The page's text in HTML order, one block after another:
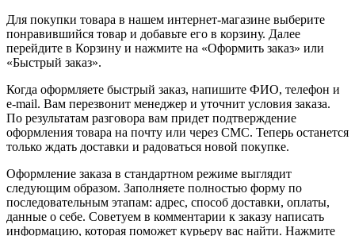
Для покупки товара в нашем интернет-магазине выберите
понравившийся товар и добавьте его в корзину. Далее
перейдите в Корзину и нажмите на «Оформить заказ» или
«Быстрый заказ».
Когда оформляете быстрый заказ, напишите ФИО, телефон и
e-mail. Вам перезвонит менеджер и уточнит условия заказа.
По результатам разговора вам придет подтверждение
оформления товара на почту или через СМС. Теперь останется
только ждать доставки и радоваться новой покупке.
Оформление заказа в стандартном режиме выглядит
следующим образом. Заполняете полностью форму по
последовательным этапам: адрес, способ доставки, оплаты,
данные о себе. Советуем в комментарии к заказу написать
информацию, которая поможет курьеру вас найти. Нажмите